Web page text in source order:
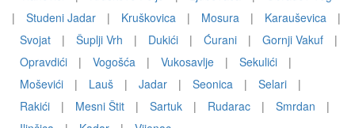
|
Studeni Jadar | Kruškovica | Mosura | Karauševica
|
Svojat
| Šuplji Vrh | Dukići | Ćurani | Gornji Vakuf
|
Opravdići
| Vogošća | Vukosavlje | Sekulići
|
Moševići
| Lauš | Jadar | Seonica | Selari
|
Rakići
| Mesni Štit | Sartuk | Rudarac | Smrdan
|